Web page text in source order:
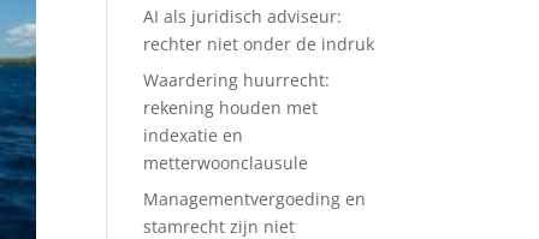
AI als juridisch adviseur:
rechter niet onder de indruk
Waardering huurrecht:
rekening houden met
indexatie en
metterwoonclausule
Managementvergoeding en
stamrecht zijn niet